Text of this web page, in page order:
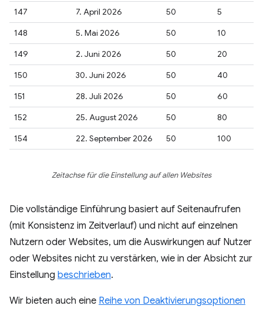
147
7. April 2026 50
5
148
5. Mai 2026 50
10
149
2. Juni 2026 50
20
150
30. Juni 2026 50
40
151
28. Juli 2026 50
60
152
25. August 2026 50
80
154
22. September 2026 50 100
Zeitachse für die Einstellung auf allen Websites
Die vollständige Einführung basiert auf Seitenaufrufen
(mit Konsistenz im Zeitverlauf) und nicht auf einzelnen
Nutzern oder Websites, um die Auswirkungen auf Nutzer
oder Websites nicht zu verstärken, wie in der Absicht zur
Einstellung beschrieben.
Wir bieten auch eine Reihe von Deaktivierungsoptionen